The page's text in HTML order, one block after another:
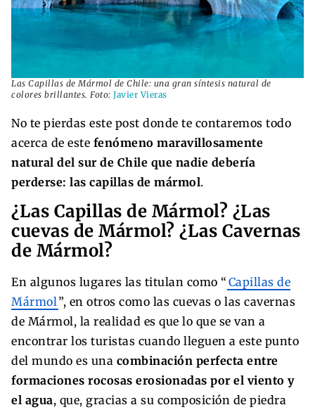
Las Capillas de Mármol de Chile: una gran síntesis natural de
colores brillantes. Foto: Javier Vieras
No te pierdas este post donde te contaremos todo
acerca de este fenómeno maravillosamente
natural del sur de Chile que nadie debería
perderse: las capillas de mármol.
¿Las Capillas de Mármol? ¿Las
cuevas de Mármol? ¿Las Cavernas
de Mármol?
En algunos lugares las titulan como “ Capillas de
Mármol”, en otros como las cuevas o las cavernas
de Mármol, la realidad es que lo que se van a
encontrar los turistas cuando lleguen a este punto
del mundo es una combinación perfecta entre
formaciones rocosas erosionadas por el viento y
el agua, que, gracias a su composición de piedra